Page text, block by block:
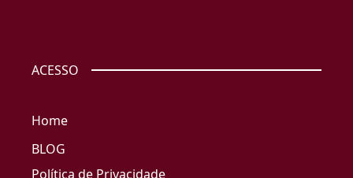
ACESSO
Home
BLOG
Política de Privacidade